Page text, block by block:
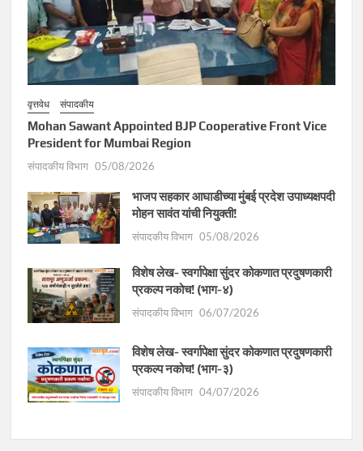
वृत्तवेध संपादकीय
Mohan Sawant Appointed BJP Cooperative Front Vice
President for Mumbai Region
संपादकीय विभाग 05/08/2026
भाजप सहकार आघाडीच्या मुंबई प्रदेश उपाध्यक्षपदी
मोहन सावंत यांची नियुक्ती!
संपादकीय विभाग 05/08/2026
विशेष लेख- स्वर्गापेक्षा सुंदर कोकणात प्रदुषणकारी
प्रकल्प नकोच! (भाग-४)
संपादकीय विभाग 06/07/2026
विशेष लेख- स्वर्गापेक्षा सुंदर कोकणात प्रदुषणकारी
प्रकल्प नकोच! (भाग-३)
संपादकीय विभाग 04/07/2026